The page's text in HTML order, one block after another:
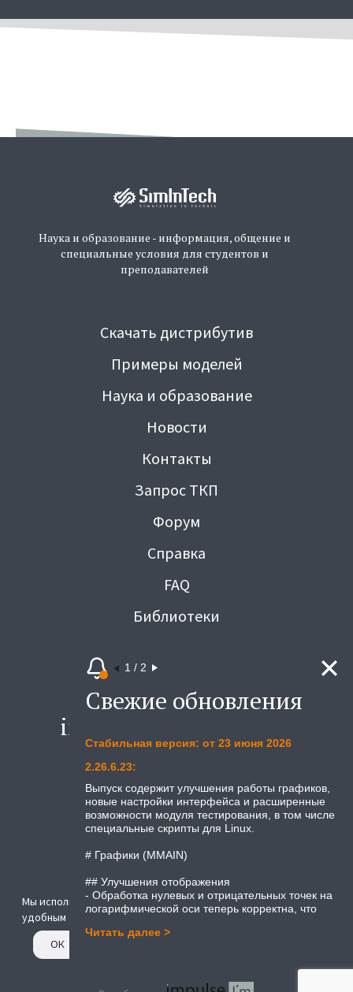
Наука и образование - информация, общение и
специальные условия для студентов и
преподавателей
Скачать дистрибутив
Примеры моделей
Наука и образование
Новости
Контакты
Запрос ТКП
Форум
Справка
FAQ
Библиотеки
info@3v-services.com
Возникли вопросы? Напишите нам.
Москва, м. Цветной бульвар,
ул. Трубная
д. 25к1
1 / 2
Свежие обновления
Стабильная версия: от 23 июня 2026
2.26.6.23:
Выпуск содержит улучшения работы графиков,
новые настройки интерфейса и расширенные
возможности модуля тестирования, в том числе
специальные скрипты для Linux.
# Графики (MMAIN)
## Улучшения отображения
- Обработка нулевых и отрицательных точек на
логарифмической оси теперь корректна, что
такими значениями.
систем координат». Пользователь может
Читать далее >
Мы используемcookies, чтобы сделать сайт более
удобным
ОК